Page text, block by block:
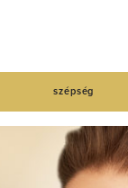
szépség